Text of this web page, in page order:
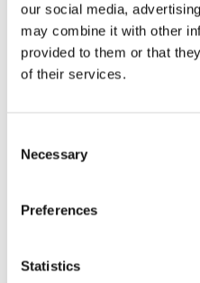
our social media,
may combine it with other
provided to them or that
of their services.
Selection
Necessary
Preferences
Statistics
Fri frakt över 995kr
Snabba leveranser
Enkel betalning med Klarna
svarta prickar. Lyft på
godis eller kanske
ägget. En fin
present att ge bort till